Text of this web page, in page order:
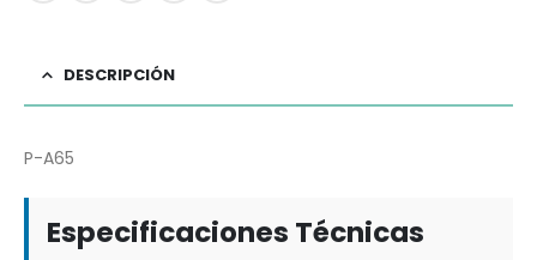
DESCRIPCIÓN
P-A65
Especificaciones Técnicas